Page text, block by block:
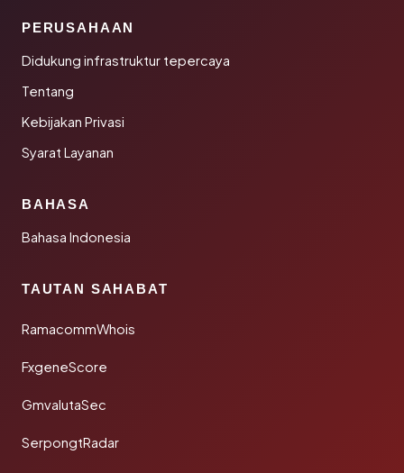
PERUSAHAAN
Didukung infrastruktur tepercaya
Tentang
Kebijakan Privasi
Syarat Layanan
BAHASA
Bahasa Indonesia
TAUTAN SAHABAT
RamacommWhois
FxgeneScore
GmvalutaSec
SerpongtRadar